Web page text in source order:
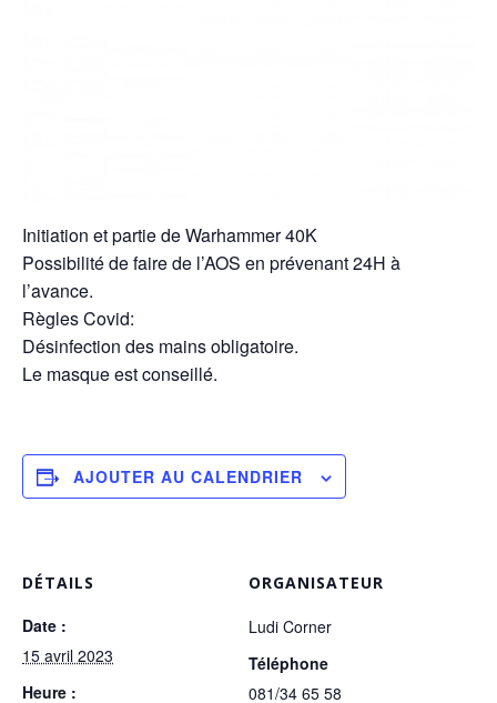
Initiation et partie de Warhammer 40K
Possibilité de faire de l’AOS en prévenant 24H à
l’avance.
Règles Covid:
Désinfection des mains obligatoire.
Le masque est conseillé.
AJOUTER AU CALENDRIER
DÉTAILS
Date :
15 avril 2023
Heure :
ORGANISATEUR
Ludi Corner
Téléphone
081/34 65 58